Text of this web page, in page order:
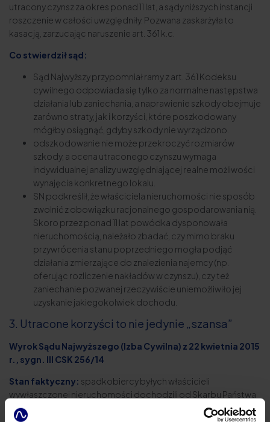
utracony czynsz za okres ponad 11 lat, a sądy niższych instancji
roszczenie w całości uwzględniły. Pozwana zaskarżyła to
kasacją, zarzucając naruszenie art. 361 k.c.
Co stwierdził sąd:
Sąd Najwyższy przypomniał ramy z art. 361 Kodeksu
cywilnego odpowiada się tylko za normalne następstwa
działania lub zaniechania, a naprawienie szkody obejmuje
zarówno straty, jak i korzyści, które poszkodowany
mógłby osiągnąć, gdyby szkody nie wyrządzono.
odszkodowanie nie może przekroczyć rozmiarów
szkody, a ocena utraconego czynszu wymaga
indywidualnej analizy uwzględniającej realne możliwości
wynajęcia konkretnego lokalu.
SN podkreślił, że właściciela nieruchomości nie sposób
zwolnić z obowiązku racjonalnego gospodarowania nią.
Skoro przez ponad 11 lat powódka dysponowała
nieruchomością, należało zbadać, czy mimo braku
przywrócenia stanu poprzedniego mogła podjąć
działania zmierzające do znalezienia najemcy (np.
oferując rozliczenie nakładów w czynszu), czy też
zaniechanie pozwanej rzeczywiście uniemożliwiło jej
uzyskanie jakiegokolwiek dochodu.
3. Utracone korzyści to nie jedynie „szansa”
Wyrok Sądu Najwyższego (Izba Cywilna) z 22 kwietnia 2015
r., sygn. III CSK 256/14
Stan faktyczny: spadkobiercy byłych właścicieli
wywłaszczonej nieruchomości dochodzili od Skarbu Państwa
odszkodowania za utracone korzyści (czynsz), bo wadliwą